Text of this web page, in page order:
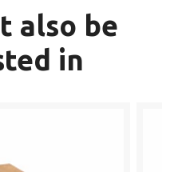
also be
in